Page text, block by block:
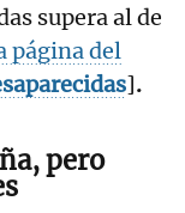
supera al de
página del
].
pero